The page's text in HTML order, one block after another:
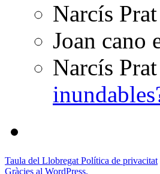
Narcís
Joan cano
Narcís
Taula del Llobregat Política de privacitat
Gràcies al WordPress.